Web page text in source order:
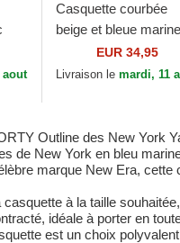
aout
Casquette courbée
beige et bleue marine
ajustable avec logo
marine 9FORTY
EUR 34,95
Livraison lemardi, 11
Outline des New York
de New York en bleu
marque New Era,
à la taille
idéale à porter en
est un choix